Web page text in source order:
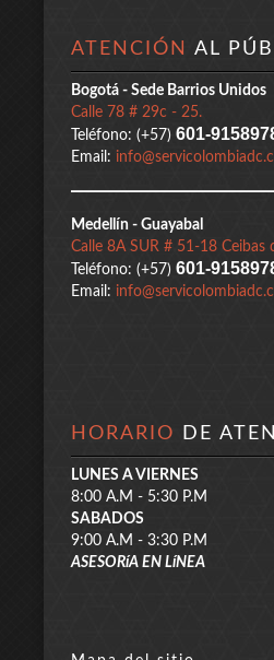
ATENCIÓN AL
Bogotá - Sede Barrios Unidos
Calle 78 # 29c - 25.
Teléfono: (+57) 601-
Email:
Medellín - Guayabal
Calle 8A SUR # 51-18 Ceibas
Teléfono: (+57) 601-
Email:
HORARIO DE
LUNES A VIERNES
8:00 A.M - 5:30 P.M
SABADOS
9:00 A.M - 3:30 P.M
ASESORíA EN LíNEA